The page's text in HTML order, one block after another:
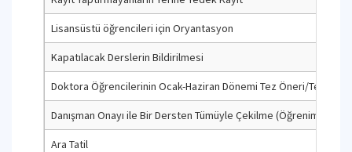
Lisansüstü öğrencileri için Oryantasyon
Kapatılacak Derslerin Bildirilmesi
Doktora Öğrencilerinin Ocak-Haziran Dönemi Tez Öneri/Tez
Danışman Onayı ile Bir Dersten Tümüyle Çekilme (Öğrenim
Ara Tatil